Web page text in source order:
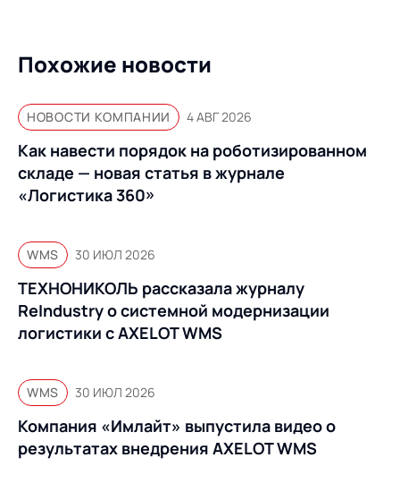
Похожие новости
НОВОСТИ КОМПАНИИ 4 АВГ 2026
Как навести порядок на роботизированном
складе — новая статья в журнале
«Логистика 360»
WMS 30 ИЮЛ 2026
ТЕХНОНИКОЛЬ рассказала журналу
ReIndustry о системной модернизации
логистики с AXELOT WMS
WMS 30 ИЮЛ 2026
Компания «Имлайт» выпустила видео о
результатах внедрения AXELOT WMS